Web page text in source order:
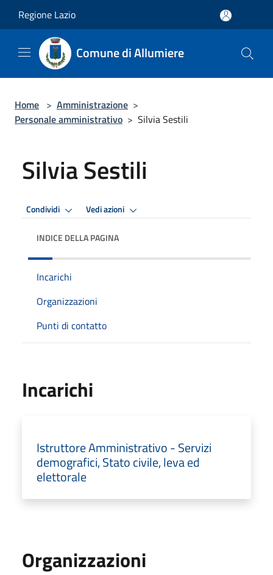
Regione Lazio
Comune di Allumiere
Home > Amministrazione >
Personale amministrativo > Silvia Sestili
Silvia Sestili
Condividi Vedi azioni
INDICE DELLA PAGINA
Incarichi
Organizzazioni
Punti di contatto
Incarichi
Istruttore Amministrativo - Servizi
demografici, Stato civile, leva ed
elettorale
Organizzazioni